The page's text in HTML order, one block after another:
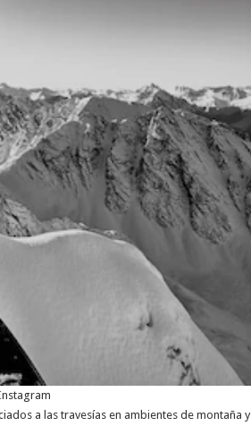
a las travesías en ambientes de montaña y